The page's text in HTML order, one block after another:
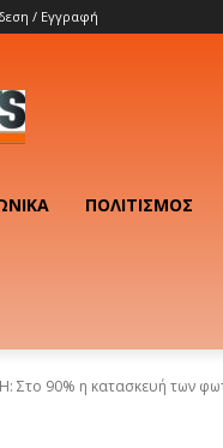
/ Εγγραφή
ΠΟΛΙΤΙΣΜΌΣ
Στο 90% η κατασκευή των